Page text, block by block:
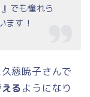
でも憧れら
ます！
慈暁子さんで
るようになり